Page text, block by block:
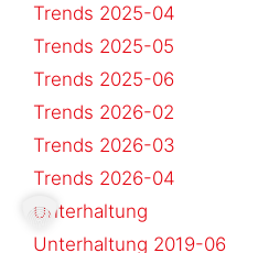
Trends 2025-04
Trends 2025-05
Trends 2025-06
Trends 2026-02
Trends 2026-03
Trends 2026-04
Unterhaltung
Unterhaltung 2019-06